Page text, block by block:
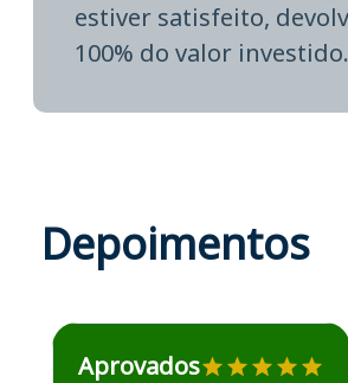
estiver satisfeito,
100% do valor investido.
Depoimentos
Estudante José recomenda o Aprova
Aprovados